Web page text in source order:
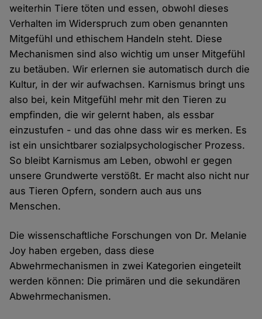
weiterhin Tiere töten und essen, obwohl dieses
Verhalten im Widerspruch zum oben genannten
Mitgefühl und ethischem Handeln steht. Diese
Mechanismen sind also wichtig um unser Mitgefühl
zu betäuben. Wir erlernen sie automatisch durch die
Kultur, in der wir aufwachsen. Karnismus bringt uns
also bei, kein Mitgefühl mehr mit den Tieren zu
empfinden, die wir gelernt haben, als essbar
einzustufen - und das ohne dass wir es merken. Es
ist ein unsichtbarer sozialpsychologischer Prozess.
So bleibt Karnismus am Leben, obwohl er gegen
unsere Grundwerte verstößt. Er macht also nicht nur
aus Tieren Opfern, sondern auch aus uns
Menschen.
Die wissenschaftliche Forschungen von Dr. Melanie
Joy haben ergeben, dass diese
Abwehrmechanismen in zwei Kategorien eingeteilt
werden können: Die primären und die sekundären
Abwehrmechanismen.